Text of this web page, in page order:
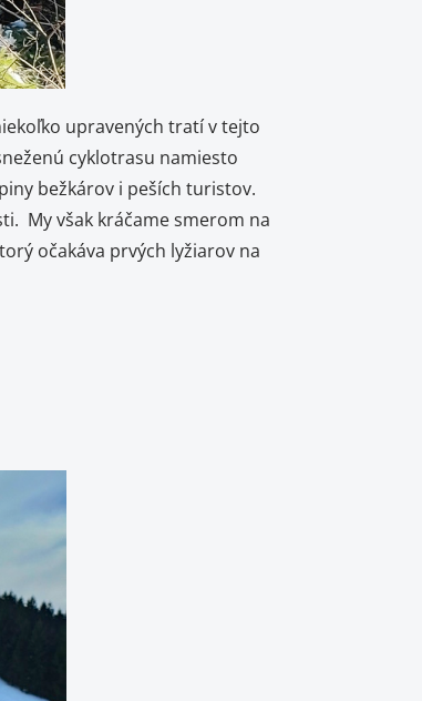
upravených tratí v tejto
cyklotrasu namiesto
bežkárov i peších turistov.
My však kráčame smerom na
očakáva prvých lyžiarov na